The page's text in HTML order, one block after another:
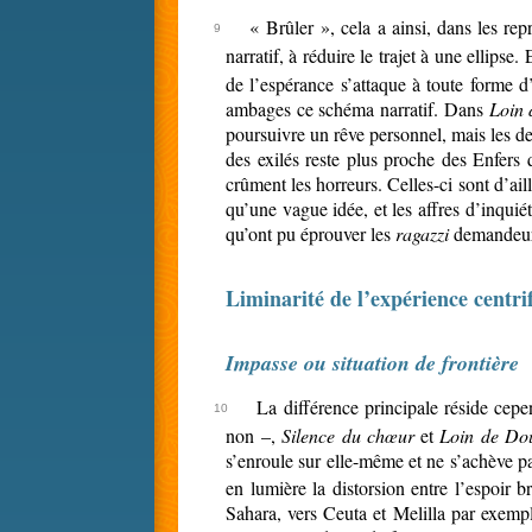
« Brûler », cela a ainsi, dans les
narratif, à réduire le trajet à une
de l’espérance s’attaque à toute forme
ambages ce schéma narratif. Dans Loin
poursuivre un rêve personnel, mais les
des exilés reste plus proche des Enfers
crûment les horreurs. Celles-ci sont
qu’une vague idée, et les affres
qu’ont pu éprouver les ragazzi
Liminarité de l’expérience
Impasse ou situation de frontière
La différence principale réside
non –,Silence du chœuret Loin de
s’enroule sur elle-même et ne
en lumière la distorsion entre l’espoir
Sahara, vers Ceuta et Melilla par